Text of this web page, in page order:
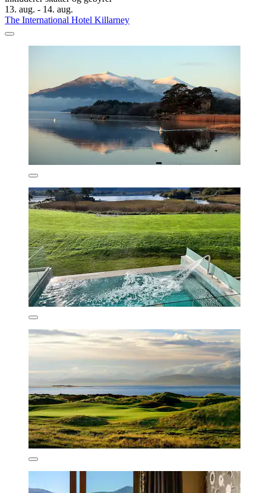
13. aug. - 14. aug.
The International Hotel Killarney